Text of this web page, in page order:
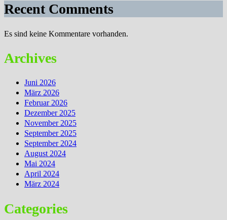
Recent Comments
Es sind keine Kommentare vorhanden.
Archives
Juni 2026
März 2026
Februar 2026
Dezember 2025
November 2025
September 2025
September 2024
August 2024
Mai 2024
April 2024
März 2024
Categories